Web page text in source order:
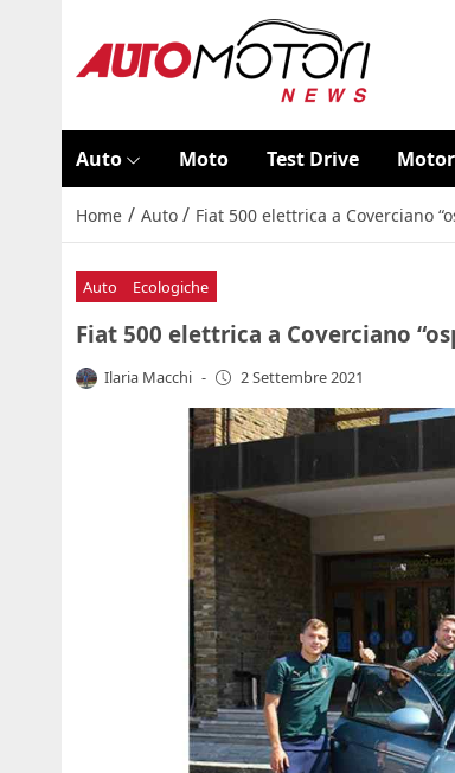
Auto Moto Test Drive
Home / Auto / Fiat 500 elettrica a Coverciano
Auto Ecologiche
Fiat 500 elettrica a Coverciano
Ilaria Macchi - 2 Settembre 2021